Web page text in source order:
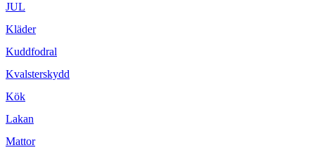
JUL
Kläder
Kuddfodral
Kvalsterskydd
Kök
Lakan
Mattor